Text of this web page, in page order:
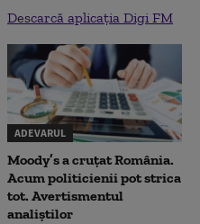
Descarcă aplicația Digi FM
ADEVARUL
Moody’s a cruțat România.
Acum politicienii pot strica
tot. Avertismentul
analiștilor